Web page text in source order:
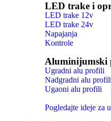
LED trake i
LED trake 12v
LED trake 24v
Napajanja
Kontrole
Aluminijumski
Ugradni alu profili
Nadgradni alu
Ugaoni alu profili
Pogledajte ideje za